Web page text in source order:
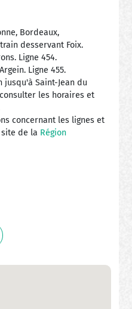
Bordeaux,
desservant Foix.
Ligne 454.
Ligne 455.
jusqu'à Saint-Jean du
les horaires et
concernant les lignes et
de la Région